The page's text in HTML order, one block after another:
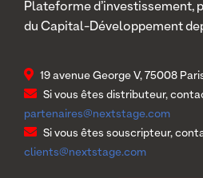
Plateforme d’investissement,
du Capital-Développement
19 avenue George V, 75008
Si vous êtes distributeur,
partenaires@nextstage.com
Si vous êtes souscripteur,
clients@nextstage.com